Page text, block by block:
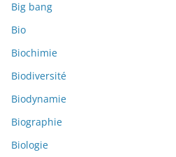
Big bang
Bio
Biochimie
Biodiversité
Biodynamie
Biographie
Biologie